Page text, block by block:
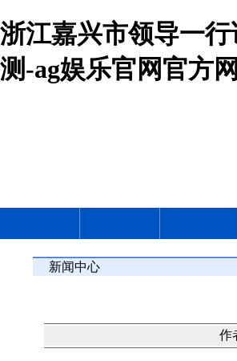
浙江嘉兴市领导一
测-ag娱乐官网官方
新闻中心
作